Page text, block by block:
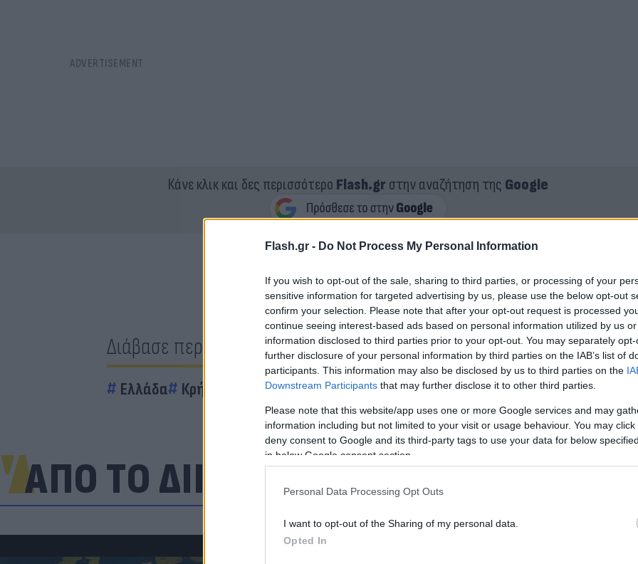
Flash.gr - Do Not Process My Personal Information
If you wish to opt-out of the sale, sharing to third parties, or processing of your
sensitive information for targeted advertising by us, please use the below opt-out
confirm your selection. Please note that after your opt-out request is processed
continue seeing interest-based ads based on personal information utilized by us
information disclosed to third parties prior to your opt-out. You may separately
further disclosure of your personal information by third parties on the IAB’s list of
participants. This information may also be disclosed by us to third parties on the
Downstream Participants that may further disclose it to other third parties.
Please note that this website/app uses one or more Google services and may
information including but not limited to your visit or usage behaviour. You may
deny consent to Google and its third-party tags to use your data for below
in below Google consent section.
Personal Data Processing Opt Outs
I want to opt-out of the Sharing of my personal data.
Opted In
Κάνε κλικ και δες περισσότερο Flash.grστην αναζήτηση της Google
Διάβασε περισσότερα
Ελλάδα Κρήτη εμβόλιο AstraZeneca θρόμβωση
ΑΠΟ ΤΟ ΔΙΚΤΥΟ